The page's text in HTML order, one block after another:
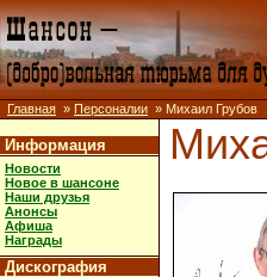
Главная » Персоналии » Михаил Грубов
Информация
Новости
Новое в шансоне
Наши друзья
Анонсы
Афиша
Награды
Дискография